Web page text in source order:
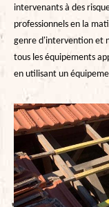
intervenants à des
professionnels en la
genre d'intervention et
tous les équipements
en utilisant un